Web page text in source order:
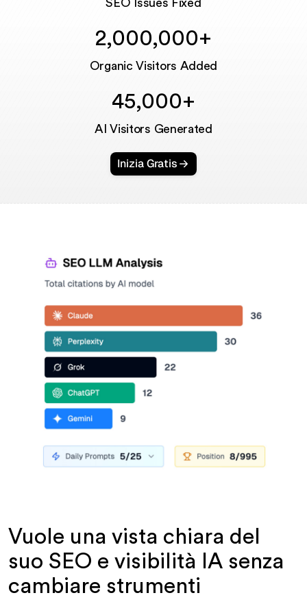
SEO Issues Fixed
2,000,000+
Organic Visitors Added
45,000+
AI Visitors Generated
Inizia Gratis
Vuole una vista chiara del
suo SEO e visibilità IA senza
cambiare strumenti